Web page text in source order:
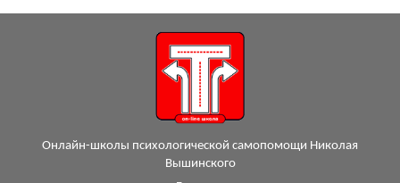
Онлайн-школы психологической самопомощи Николая
Вышинского